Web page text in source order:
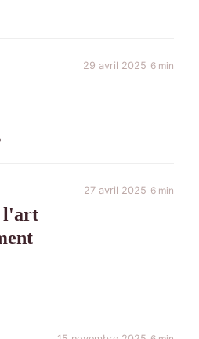
29 avril 2025 6 min
l'art
27 avril 2025 6 min